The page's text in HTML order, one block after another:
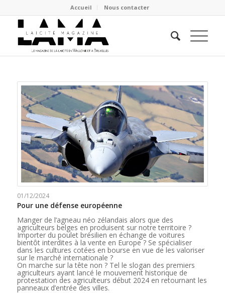
Accueil Nous contacter
01/12/2024
Pour une défense européenne
Manger de l’agneau néo zélandais alors que des
agriculteurs belges en produisent sur notre territoire ?
Importer du poulet brésilien en échange de voitures
bientôt interdites à la vente en Europe ? Se spécialiser
dans les cultures cotées en bourse en vue de les valoriser
sur le marché internationale ?
On marche sur la tête non ? Tel le slogan des premiers
agriculteurs ayant lancé le mouvement historique de
protestation des agriculteurs début 2024 en retournant les
panneaux d’entrée des villes.